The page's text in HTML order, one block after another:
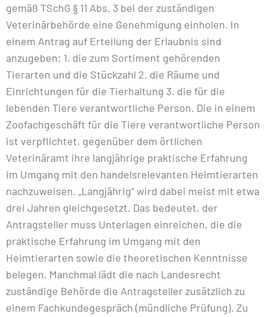
gemäß TSchG § 11 Abs. 3 bei der zuständigen
Veterinärbehörde eine Genehmigung einholen. In
einem Antrag auf Erteilung der Erlaubnis sind
anzugeben: 1. die zum Sortiment gehörenden
Tierarten und die Stückzahl 2. die Räume und
Einrichtungen für die Tierhaltung 3. die für die
lebenden Tiere verantwortliche Person. Die in einem
Zoofachgeschäft für die Tiere verantwortliche Person
ist verpflichtet, gegenüber dem örtlichen
Veterinäramt ihre langjährige praktische Erfahrung
im Umgang mit den handelsrelevanten Heimtierarten
nachzuweisen. „Langjährig“ wird dabei meist mit etwa
drei Jahren gleichgesetzt. Das bedeutet, der
Antragsteller muss Unterlagen einreichen, die die
praktische Erfahrung im Umgang mit den
Heimtierarten sowie die theoretischen Kenntnisse
belegen. Manchmal lädt die nach Landesrecht
zuständige Behörde die Antragsteller zusätzlich zu
einem Fachkundegespräch (mündliche Prüfung). Zu